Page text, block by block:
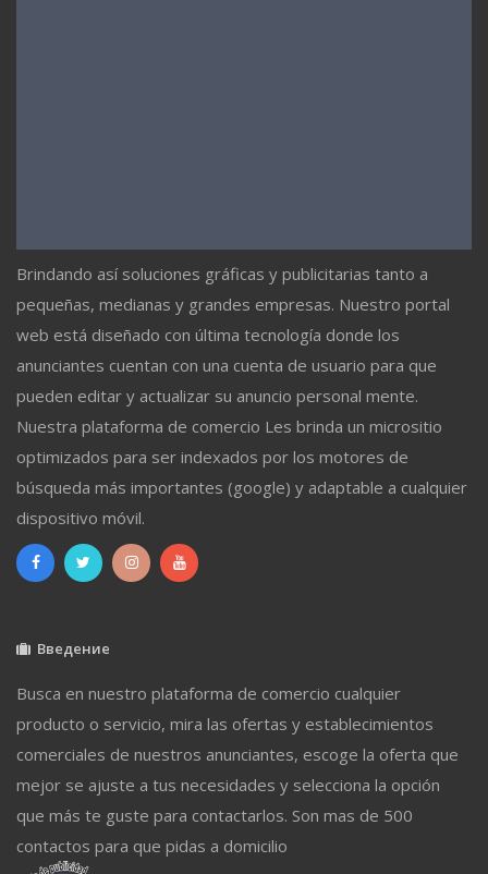
Brindando así soluciones gráficas y publicitarias tanto a
pequeñas, medianas y grandes empresas. Nuestro portal
web está diseñado con última tecnología donde los
anunciantes cuentan con una cuenta de usuario para que
pueden editar y actualizar su anuncio personal mente.
Nuestra plataforma de comercio Les brinda un micrositio
optimizados para ser indexados por los motores de
búsqueda más importantes (google) y adaptable a cualquier
dispositivo móvil.
Введение
Busca en nuestro plataforma de comercio cualquier
producto o servicio, mira las ofertas y establecimientos
comerciales de nuestros anunciantes, escoge la oferta que
mejor se ajuste a tus necesidades y selecciona la opción
que más te guste para contactarlos. Son mas de 500
contactos para que pidas a domicilio